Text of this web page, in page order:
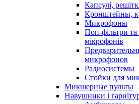
Капсулі,
Кронштейны,
Микрофоны
Поп-фільтри та
мікрофонів
микрофонов
Радиосистемы
Стойки для
Микшерные пульты
Навушники і